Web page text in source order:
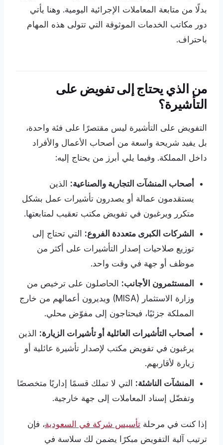
بدلًا من متابعة المعاملات الإجرائية اليومية. وهنا يأتي
دور مكاتب الخدمات الموثوقة التي تتولى هذه المهام
باحتراف.
من الذي يحتاج إلى تفويض على
التأشيرة؟
التفويض على التأشيرة ليس مقتصرًا على فئة واحدة،
بل يفيد شريحة واسعة من أصحاب الأعمال والأفراد
داخل المملكة. وفيما يلي أبرز من يحتاج إليه:
أصحاب المنشآت التجارية والصناعية: الذين
يستقدمون عمالة أو يصدرون تأشيرات عمل بشكل
متكرر ويرغبون في تفويض مكتب تعقيب لمتابعتها.
الشركات الكبرى متعددة الفروع: التي تحتاج إلى
توزيع صلاحيات إصدار التأشيرات على أكثر من
موظف أو جهة في وقت واحد.
المستثمرون الأجانب: الحاصلون على ترخيص من
وزارة الاستثمار (MISA) ويديرون أعمالهم من خارج
المملكة جزئيًا، فيحتاجون إلى مفوّض محلي.
أصحاب التأشيرات العائلية أو تأشيرات الزيارة: الذين
يرغبون في تفويض مكتب لإصدار تأشيرة عائلية أو
زيارة لأقاربهم.
المنشآت الناشئة: التي لا تملك قسمًا إداريًا متخصصًا
وتفضّل إسناد المعاملات إلى جهة خارجية.
إذا كنت في مرحلة تأسيس شركة في السعودية، فإن
ترتيب آلية التفويض مبكرًا يضمن لك سلاسة في